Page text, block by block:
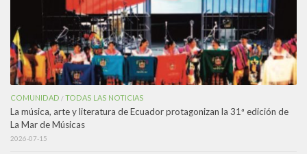
COMUNIDAD /TODAS LAS NOTICIAS
La música, arte y literatura de Ecuador protagonizan la 31ª edición de
La Mar de Músicas
2026-07-15